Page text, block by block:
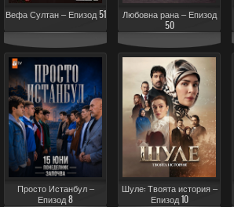
Вефа Султан – Епизод 51
Любовна рана – Епизод
50
Просто Истанбул –
Епизод 8
Шуле: Твоята история –
Епизод 10